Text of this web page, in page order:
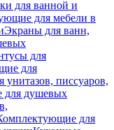
для ванной и
для мебели в
Экраны для ванн,
для
для
писсуаров,
для душевых
для